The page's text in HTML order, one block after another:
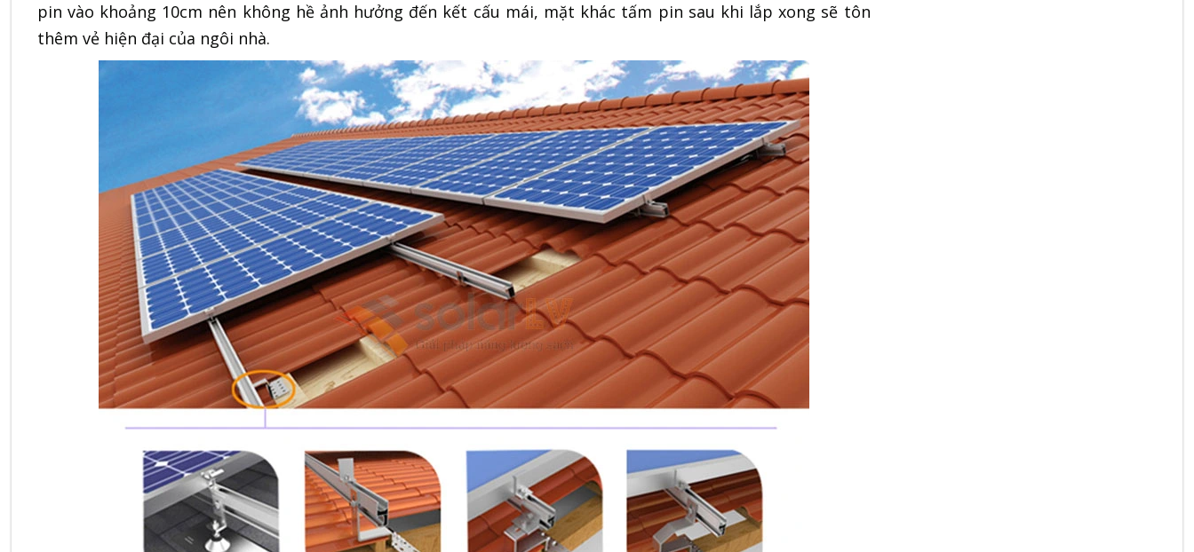
pin vào khoảng 10cm nên không hề ảnh hưởng đến kết cấu mái, mặt khác tấm pin sau khi lắp xong sẽ tôn
thêm vẻ hiện đại của ngôi nhà.